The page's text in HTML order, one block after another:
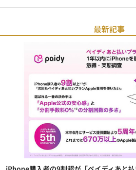
最新記事